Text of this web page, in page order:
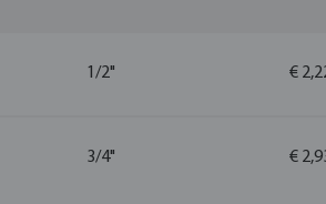
1/2" €
3/4" €